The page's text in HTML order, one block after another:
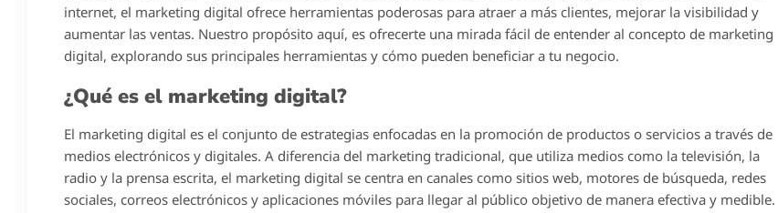
internet, el marketing digital ofrece herramientas poderosas para atraer a más clientes, mejorar la visibilidad y
aumentar las ventas. Nuestro propósito aquí, es ofrecerte una mirada fácil de entender al concepto de marketing
digital, explorando sus principales herramientas y cómo pueden beneficiar a tu negocio.
¿Qué es el marketing digital?
El marketing digital es el conjunto de estrategias enfocadas en la promoción de productos o servicios a través de
medios electrónicos y digitales. A diferencia del marketing tradicional, que utiliza medios como la televisión, la
radio y la prensa escrita, el marketing digital se centra en canales como sitios web, motores de búsqueda, redes
sociales, correos electrónicos y aplicaciones móviles para llegar al público objetivo de manera efectiva y medible.